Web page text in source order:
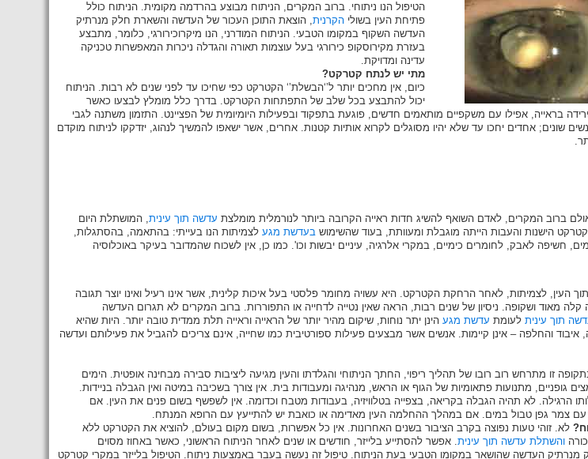
הטיפול הנו ניתוחי. ברוב המקרים, הניתוח מבוצע בהרדמה מקומית. הניתוח כולל
פתיחת העין בשולי הקרנית, הוצאת התוכן העכור של העדשה והשארת חלק מנרתיק
העדשה השקוף במקומו הטבעי. הניתוח המודרני, הנו מיקרוכירורגי, כלומר, מתבצע
בעזרת מקירוסקופ כירורגי בעל עוצמות תאורה והגדלה ניכרות המאפשרות טכניקה
עדינה ומדויקת.
מתי יש לנתח קטרקט?
כיום, אין מחכים יותר ל’‘הבשלת’‘ הקטרקט כפי שחיכו עד לפני שנים לא רבות. הניתוח
יכול להתבצע בכל שלב של התפתחות הקטרקט. בדרך כלל מומלץ לבצעו כאשר
בראייה, אפילו עם משקפיים מותאמים חדשים, פוגעת בתפקוד ובפעילות היומיומית של הפציינט. התזמון משתנה לגבי
שונים; אחדים יחכו עד שלא יהיו מסוגלים לקרוא אותיות קטנות. אחרים, אשר ישאפו להמשיך לנהוג, יזדקקו לניתוח מוקדם
ברוב המקרים, לאדם השואף להשיג חדות ראייה הקרובה ביותר לנורמלית מומלצת עדשה תוך עינית, המושתלת היום
הישנות והעבות הייתה מוגבלת ומעוותת, בעוד שהשימוש בעדשת מגע לצמיתות הנו בעייתי: בהתאמה, בהסתגלות,
חשיפה לאבק, לחומרים כימיים, במקרי אלרגיה, עיניים יבשות וכו'. כמו כן, אין לשכוח שהמדובר בעיקר באוכלוסיה
העין, לצמיתות, לאחר הרחקת הקטרקט. היא עשויה מחומר פלסטי בעל איכות קלינית, אשר אינו רעיל ואינו יוצר תגובה
קלה מאוד ושקופה. ניסיון של שנים רבות, הראה שאין נטייה לדחייה או התפוררות. ברוב המקרים לא תגרום העדשה
תוך עינית לעומת עדשת מגע הינן יתר נוחות, שיקום מהיר יותר של הראייה וראייה תלת ממדית טובה יותר. היות שהיא
איבוד והחלפה – אינן קיימות. אנשים אשר מבצעים פעילות ספורטיבית כמו שחייה, אינם צריכים להגביל את פעילותם ועדשה
זו מתרחש רוב רובו של תהליך ריפוי, החתך הניתוחי והגלדתו והעין מגיעה ליציבות סבירה מבחינה אופטית. הימים
גופניים, מתנועות פתאומיות של הגוף או הראש, מנהיגה ומעבודות בית. אין צורך בשכיבה במיטה ואין הגבלה בניידות.
הרגילה. לא תהיה הגבלה בקריאה, בצפייה בטלוויזיה, בעבודות מטבח וכדומה. אין לשפשף בשום פנים את העין. אם
עם צמר גפן טבול במים. אם במהלך ההחלמה העין מאדימה או כואבת יש להתייעץ עם הרופא המנתח.
לא. זוהי טעות נפוצה בקרב הציבור בשנים האחרונות. אין כל אפשרות, בשום מקום בעולם, להוציא את הקטרקט ללא
והשתלת עדשה תוך עינית. אפשר להסתייע בלייזר, חודשים או שנים לאחר הניתוח הראשוני, כאשר באחוז מסוים
העדשה שהושאר במקומו הטבעי בעת הניתוח. טיפול זה נעשה בעבר באמצעות ניתוח. הטיפול בלייזר במקרי קטרקט